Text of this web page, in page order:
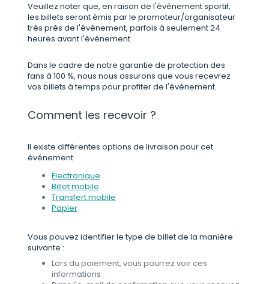
Veuillez noter que, en raison de l'événement sportif,
les billets seront émis par le promoteur/organisateur
très près de l'événement, parfois à seulement 24
heures avant l'événement.
Dans le cadre de notre garantie de protection des
fans à 100 %, nous nous assurons que vous recevrez
vos billets à temps pour profiter de l'événement.
Comment les recevoir ?
Il existe différentes options de livraison pour cet
événement
Électronique
Billet mobile
Transfert mobile
Papier
Vous pouvez identifier le type de billet de la manière
suivante :
Lors du paiement, vous pourrez voir ces
informations